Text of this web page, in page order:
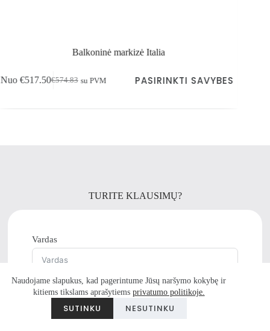
Naudojame slapukus, kad pagerintume Jūsų naršymo kokybę ir
kitiems tikslams aprašytiems privatumo politikoje.
SUTINKU NESUTINKU
PASIRINKTI SAVYBES €915.83
Pradinė
buvo:
824.40Dabartinė
yra:
su PVM
produktas
TURITE KLAUSIMŲ?
Vardas
El.paštas